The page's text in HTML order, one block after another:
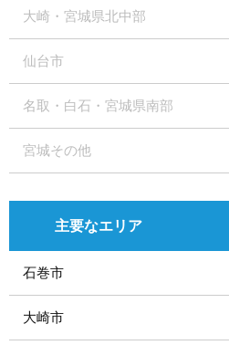
大崎・宮城県北中部
仙台市
名取・白石・宮城県南部
宮城その他
主要なエリア
石巻市
大崎市